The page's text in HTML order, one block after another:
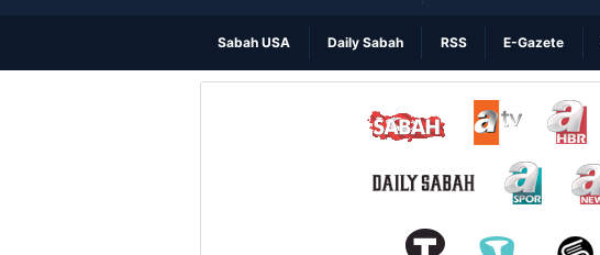
Sabah USA Daily Sabah RSS E-Gazete